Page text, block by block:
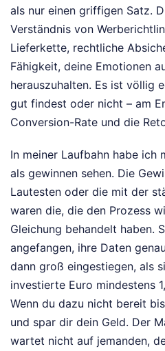
als nur einen griffigen Satz.
Verständnis von
Lieferkette, rechtliche
Fähigkeit, deine Emotionen
herauszuhalten. Es ist völlig
gut findest oder nicht – am
Conversion-Rate und die
In meiner Laufbahn habe ich
als gewinnen sehen. Die
Lautesten oder die mit der
waren die, die den Prozess
Gleichung behandelt haben.
angefangen, ihre Daten
dann groß eingestiegen, als
investierte Euro mindestens
Wenn du dazu nicht bereit
und spar dir dein Geld. Der
wartet nicht auf jemanden,